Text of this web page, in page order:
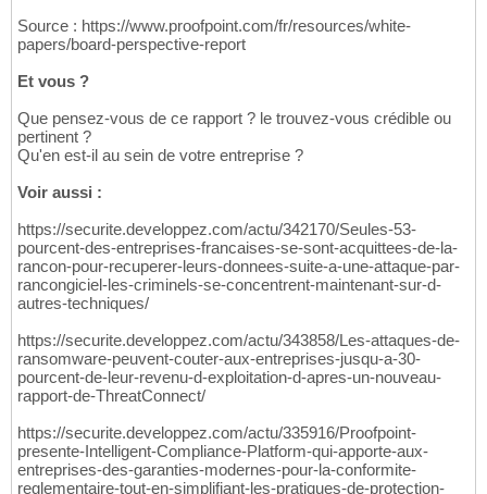
Source : https://www.proofpoint.com/fr/resources/white-
papers/board-perspective-report
Et vous ?
Que pensez-vous de ce rapport ? le trouvez-vous crédible ou
pertinent ?
Qu'en est-il au sein de votre entreprise ?
Voir aussi :
https://securite.developpez.com/actu/342170/Seules-53-
pourcent-des-entreprises-francaises-se-sont-acquittees-de-la-
rancon-pour-recuperer-leurs-donnees-suite-a-une-attaque-par-
rancongiciel-les-criminels-se-concentrent-maintenant-sur-d-
autres-techniques/
https://securite.developpez.com/actu/343858/Les-attaques-de-
ransomware-peuvent-couter-aux-entreprises-jusqu-a-30-
pourcent-de-leur-revenu-d-exploitation-d-apres-un-nouveau-
rapport-de-ThreatConnect/
https://securite.developpez.com/actu/335916/Proofpoint-
presente-Intelligent-Compliance-Platform-qui-apporte-aux-
entreprises-des-garanties-modernes-pour-la-conformite-
reglementaire-tout-en-simplifiant-les-pratiques-de-protection-